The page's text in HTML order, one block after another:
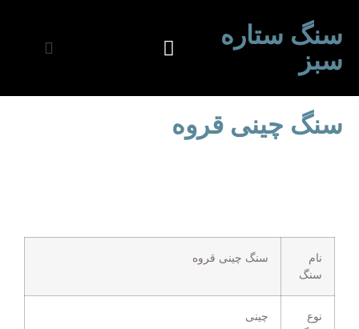
سنگ ستاره
سبز
سنگ چینی قروه
نام
سنگ
سنگ چینی قروه
نوع
چینی